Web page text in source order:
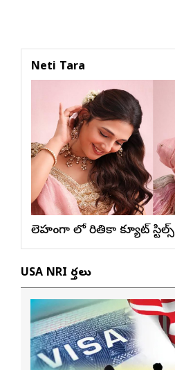
Neti Tara
లెహంగా లో రితికా క్యూట్ స్టిల్స్
USA NRI వార్తలు